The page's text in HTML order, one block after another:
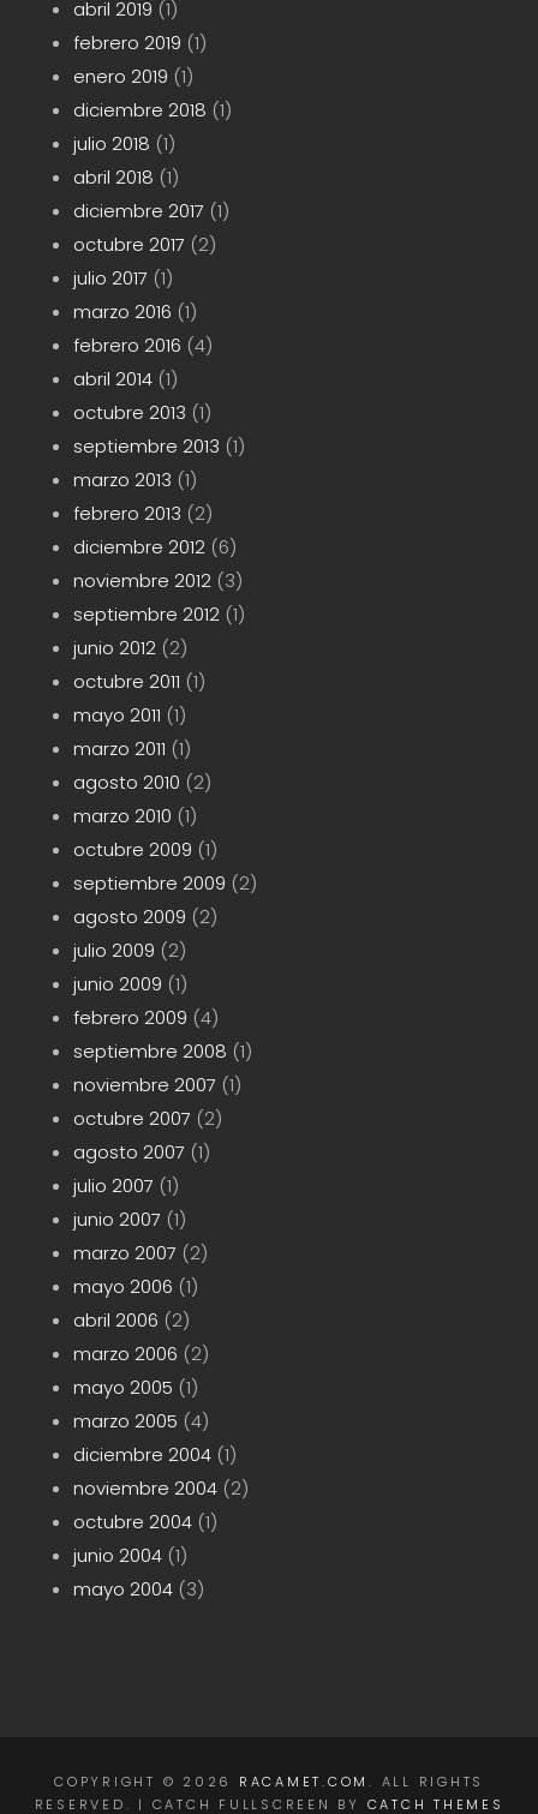
abril 2019 (1)
febrero 2019 (1)
enero 2019 (1)
diciembre 2018 (1)
julio 2018 (1)
abril 2018 (1)
diciembre 2017 (1)
octubre 2017 (2)
julio 2017 (1)
marzo 2016 (1)
febrero 2016 (4)
abril 2014(1)
octubre 2013 (1)
septiembre 2013 (1)
marzo 2013 (1)
febrero 2013 (2)
diciembre 2012(6)
noviembre 2012(3)
septiembre 2012(1)
junio 2012(2)
octubre 2011 (1)
mayo 2011 (1)
marzo 2011 (1)
agosto 2010 (2)
marzo 2010 (1)
octubre 2009 (1)
septiembre 2009 (2)
agosto 2009 (2)
julio 2009 (2)
junio 2009 (1)
febrero 2009 (4)
septiembre 2008 (1)
noviembre 2007 (1)
octubre 2007 (2)
agosto 2007 (1)
julio 2007 (1)
junio 2007 (1)
marzo 2007 (2)
mayo 2006 (1)
abril 2006 (2)
marzo 2006 (2)
mayo 2005 (1)
marzo 2005 (4)
diciembre 2004(1)
noviembre 2004(2)
octubre 2004(1)
junio 2004(1)
mayo 2004(3)
COPYRIGHT © 2026 RACAMET.COM . ALL RIGHTS
RESERVED. | CATCH FULLSCREEN BY CATCH THEMES